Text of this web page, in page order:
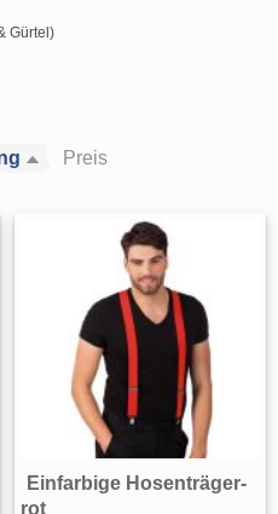
Gürtel)
Preis
Einfarbige Hosenträger-
rot